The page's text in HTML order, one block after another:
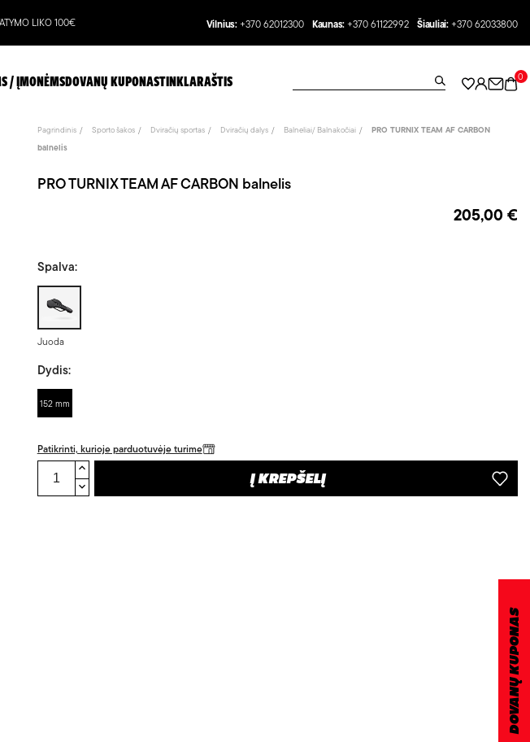
LIKO 100€ Vilnius: +370 62012300 Kaunas: +370 61122992 Šiauliai: +370 62033800
/ ĮMONĖMSDOVANŲ KUPONASTINKLARAŠTIS 0
Pagrindinis Sporto šakos Dviračių sportas Dviračių dalys Balneliai/ Balnakočiai
PRO TURNIX TEAM AF CARBON
balnelis
PRO TURNIX TEAM AF CARBON balnelis
205,00 €
Spalva:
Juoda
Dydis:
152 mm
Patikrinti, kurioje parduotuvėje turime
Į KREPŠELĮ
DOVANŲ KUPONAS